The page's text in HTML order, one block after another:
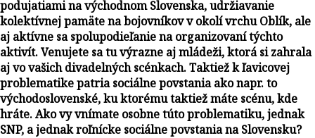
podujatiami na východnom Slovenska, udržiavanie
kolektívnej pamäte na bojovníkov v okolí vrchu Oblík, ale
aj aktívne sa spolupodieľanie na organizovaní týchto
aktivít. Venujete sa tu výrazne aj mládeži, ktorá si zahrala
aj vo vašich divadelných scénkach. Taktiež k ľavicovej
problematike patria sociálne povstania ako napr. to
východoslovenské, ku ktorému taktiež máte scénu, kde
hráte. Ako vy vnímate osobne túto problematiku, jednak
SNP, a jednak roľnícke sociálne povstania na Slovensku?